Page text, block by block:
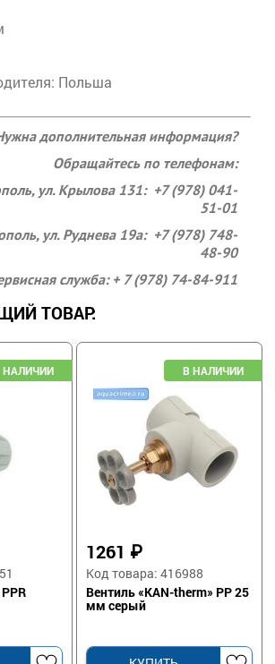
Польша
дополнительная информация?
Обращайтесь по телефонам:
ул. Крылова 131: +7 (978) 041-
51-01
ул. Руднева 19а: +7 (978) 748-
48-90
служба: + 7 (978) 74-84-911
ТОВАР:
1261 ₽
Код товара: 416988
Вентиль «KAN-therm» PP 25
мм серый